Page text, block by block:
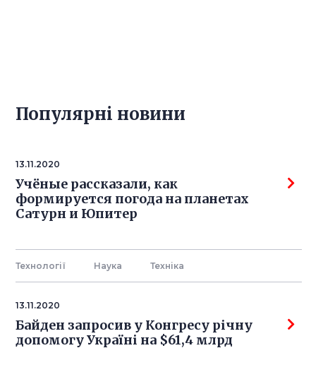
Популярнi новини
13.11.2020
Учёные рассказали, как
формируется погода на планетах
Сатурн и Юпитер
Технології Наука Технiка
13.11.2020
Байден запросив у Конгресу річну
допомогу Україні на $61,4 млрд